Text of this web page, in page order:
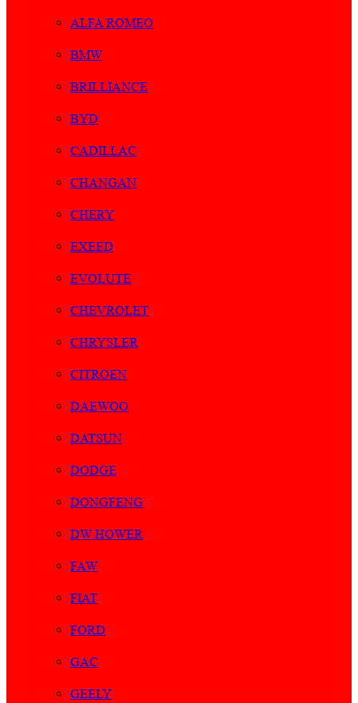
ALFA ROMEO
BMW
BRILLIANCE
BYD
CADILLAC
CHANGAN
CHERY
EXEED
EVOLUTE
CHEVROLET
CHRYSLER
CITROEN
DAEWOO
DATSUN
DODGE
DONGFENG
DW HOWER
FAW
FIAT
FORD
GAC
GEELY